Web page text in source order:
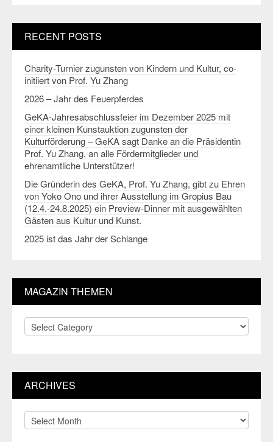
RECENT POSTS
Charity-Turnier zugunsten von Kindern und Kultur, co-
initiiert von Prof. Yu Zhang
2026 – Jahr des Feuerpferdes
GeKA-Jahresabschlussfeier im Dezember 2025 mit
einer kleinen Kunstauktion zugunsten der
Kulturförderung – GeKA sagt Danke an die Präsidentin
Prof. Yu Zhang, an alle Fördermitglieder und
ehrenamtliche Unterstützer!
Die Gründerin des GeKA, Prof. Yu Zhang, gibt zu Ehren
von Yoko Ono und ihrer Ausstellung im Gropius Bau
(12.4.-24.8.2025) ein Preview-Dinner mit ausgewählten
Gästen aus Kultur und Kunst.
2025 ist das Jahr der Schlange
MAGAZIN THEMEN
Magazin
Themen
ARCHIVES
Archives